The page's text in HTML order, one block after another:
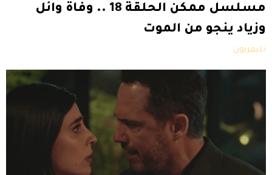
مسلسل ممكن الحلقة 18 .. وفاة وائل
وزياد ينجو من الموت
تليفزيون